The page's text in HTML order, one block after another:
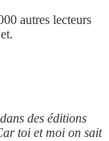
autres lecteurs
des éditions
toi et moi on sait